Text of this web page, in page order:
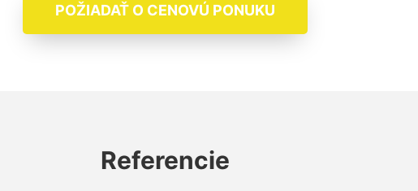
POŽIADAŤ O CENOVÚ PONUKU
Referencie